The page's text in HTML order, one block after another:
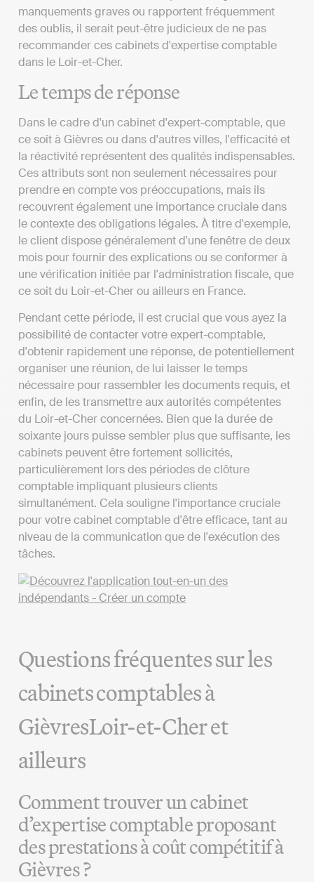
manquements graves ou rapportent fréquemment
des oublis, il serait peut-être judicieux de ne pas
recommander ces cabinets d'expertise comptable
dans le Loir-et-Cher.
Le temps de réponse
Dans le cadre d'un cabinet d'expert-comptable, que
ce soit à Gièvres ou dans d'autres villes, l'efficacité et
la réactivité représentent des qualités indispensables.
Ces attributs sont non seulement nécessaires pour
prendre en compte vos préoccupations, mais ils
recouvrent également une importance cruciale dans
le contexte des obligations légales. À titre d'exemple,
le client dispose généralement d'une fenêtre de deux
mois pour fournir des explications ou se conformer à
une vérification initiée par l'administration fiscale, que
ce soit du Loir-et-Cher ou ailleurs en France.
Pendant cette période, il est crucial que vous ayez la
possibilité de contacter votre expert-comptable,
d'obtenir rapidement une réponse, de potentiellement
organiser une réunion, de lui laisser le temps
nécessaire pour rassembler les documents requis, et
enfin, de les transmettre aux autorités compétentes
du Loir-et-Cher concernées. Bien que la durée de
soixante jours puisse sembler plus que suffisante, les
cabinets peuvent être fortement sollicités,
particulièrement lors des périodes de clôture
comptable impliquant plusieurs clients
simultanément. Cela souligne l'importance cruciale
pour votre cabinet comptable d'être efficace, tant au
niveau de la communication que de l'exécution des
tâches.
Questions fréquentes sur les
cabinets comptables à
GièvresLoir-et-Cher et
ailleurs
Comment trouver un cabinet
d’expertise comptable proposant
des prestations à coût compétitif à
Gièvres ?